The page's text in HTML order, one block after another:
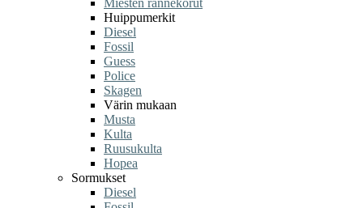
Miesten rannekorut
Huippumerkit
Diesel
Fossil
Guess
Police
Skagen
Värin mukaan
Musta
Kulta
Ruusukulta
Hopea
Sormukset
Diesel